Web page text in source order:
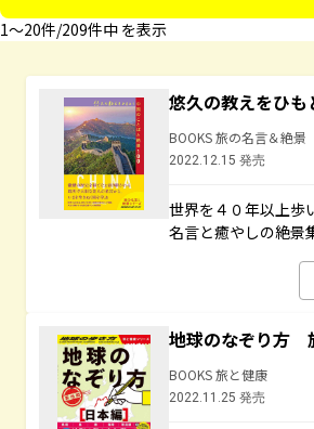
1〜20件/209件中 を表示
悠久の教えをひも
BOOKS 旅の名言＆絶景
2022.12.15 発売
世界を４０年以上歩
名言と癒やしの絶景
地球のなぞり方
BOOKS 旅と健康
2022.11.25 発売